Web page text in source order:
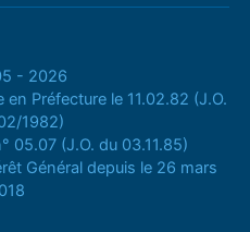
- 2026
Préfecture le 11.02.82 (J.O.
1982)
05.07 (J.O. du 03.11.85)
Général depuis le 26 mars